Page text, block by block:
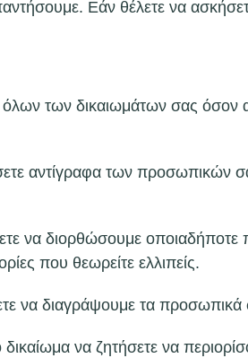
Εάν θέλετε να
των δικαιωμάτων σας
αντίγραφα των προσωπικών
να διορθώσουμε οποιαδήποτε
που θεωρείτε ελλιπείς.
να διαγράψουμε τα
να ζητήσετε να